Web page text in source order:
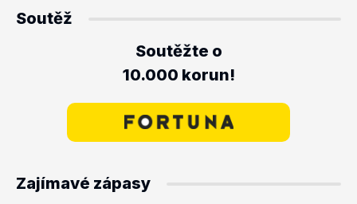
Soutěž
Soutěžte o
10.000 korun!
Zajímavé zápasy